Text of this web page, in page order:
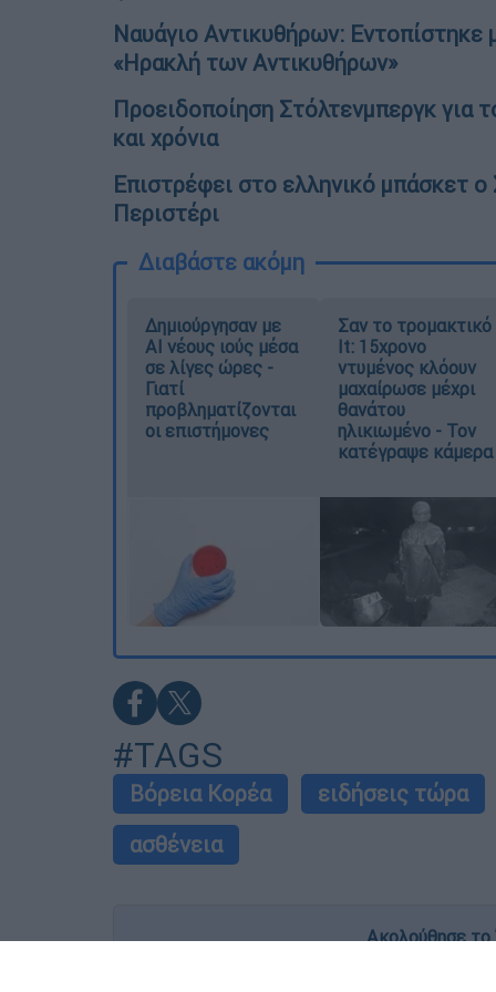
Ναυάγιο Αντικυθήρων: Εντοπίστηκε
«Ηρακλή των Αντικυθήρων»
Προειδοποίηση Στόλτενμπεργκ για
και χρόνια
Επιστρέφει στο ελληνικό μπάσκετ
Περιστέρι
Διαβάστε ακόμη
Δημιούργησαν με
AI νέους ιούς μέσα
σε λίγες ώρες -
Γιατί
προβληματίζονται
οι επιστήμονες
Σαν το τρομακτικό
It: 15χρονο
ντυμένος κλόουν
μαχαίρωσε μέχρι
θανάτου
ηλικιωμένο - Τον
κατέγραψε κάμερα
#TAGS
Βόρεια Κορέα ειδήσεις τώρα
ασθένεια
Ακολούθησε το